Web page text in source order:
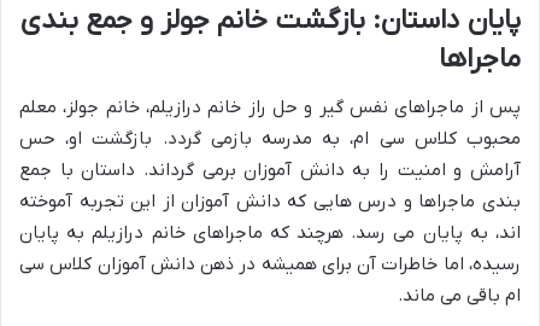
پایان داستان: بازگشت خانم جولز و جمع بندی
ماجراها
پس از ماجراهای نفس گیر و حل راز خانم درازیلم، خانم جولز، معلم
محبوب کلاس سی ام، به مدرسه بازمی گردد. بازگشت او، حس
آرامش و امنیت را به دانش آموزان برمی گرداند. داستان با جمع
بندی ماجراها و درس هایی که دانش آموزان از این تجربه آموخته
اند، به پایان می رسد. هرچند که ماجراهای خانم درازیلم به پایان
رسیده، اما خاطرات آن برای همیشه در ذهن دانش آموزان کلاس سی
ام باقی می ماند.